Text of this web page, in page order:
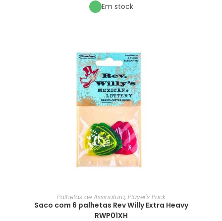
Em stock
Palhetas de Assinatura, Player's Pack
Saco com 6 palhetas Rev Willy Extra Heavy
RWP01XH